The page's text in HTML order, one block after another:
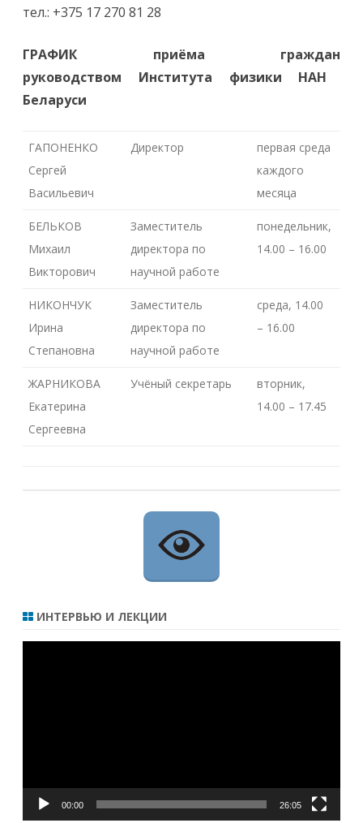
тел.: +375 17 270 81 28
ГРАФИК приёма граждан
руководством Института физики НАН
Беларуси
ГАПОНЕНКО
Сергей
Васильевич
Директор
первая среда
каждого
месяца
БЕЛЬКОВ
Михаил
Викторович
Заместитель
директора по
научной работе
понедельник,
14.00 – 16.00
НИКОНЧУК
Ирина
Степановна
Заместитель
директора по
научной работе
среда, 14.00
– 16.00
ЖАРНИКОВА
Екатерина
Сергеевна
Учёный секретарь
вторник,
14.00 – 17.45
ИНТЕРВЬЮ И ЛЕКЦИИ
Видеоплеер
00:00 26:05